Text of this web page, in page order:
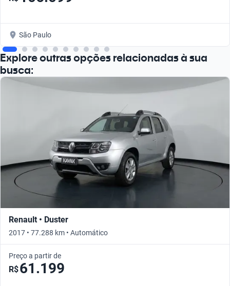
São Paulo
Explore outras opções relacionadas à sua
busca:
Renault • Duster
2017 • 77.288 km • Automático
Preço a partir de
R$61.199